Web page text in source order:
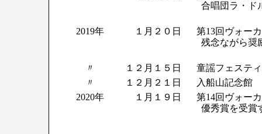
合唱団ラ・ド
2019年 １月２０日
第13回ヴォー
残念ながら奨
〃 １２月１５日
童謡フェステ
〃
１２月２１日
入船山記念館
2020年
１月１９日
第14回ヴォー
優秀賞を受賞